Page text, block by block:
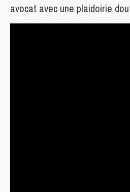
avocat avec une plaidoirie